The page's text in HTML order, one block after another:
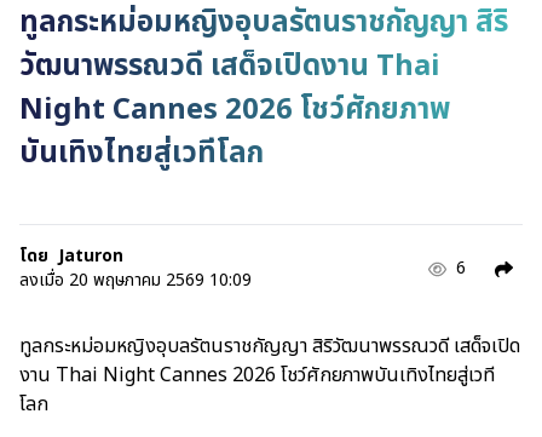
ทูลกระหม่อมหญิงอุบลรัตนราชกัญญา สิริ
วัฒนาพรรณวดี เสด็จเปิดงาน Thai
Night Cannes 2026 โชว์ศักยภาพ
บันเทิงไทยสู่เวทีโลก
โดย Jaturon
ลงเมื่อ 20 พฤษภาคม 2569 10:09 6
ทูลกระหม่อมหญิงอุบลรัตนราชกัญญา สิริวัฒนาพรรณวดี เสด็จเปิด
งาน Thai Night Cannes 2026 โชว์ศักยภาพบันเทิงไทยสู่เวที
โลก